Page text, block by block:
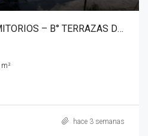
ALQUILO CASA 3 DORMITORIOS – B° TERRAZAS DE LA ESTANZUELA – LA CALERA
m²
hace 3 semanas